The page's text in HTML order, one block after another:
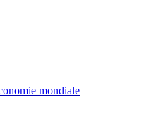
mondiale